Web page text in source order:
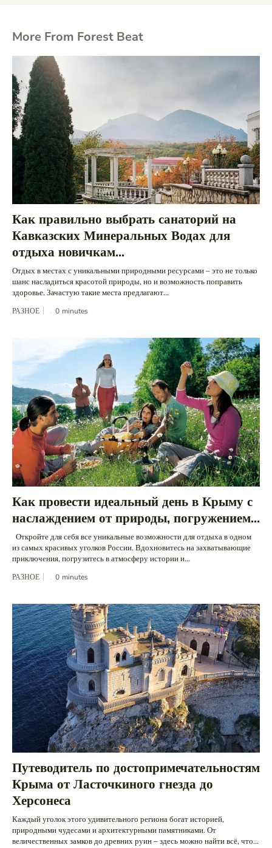
More From Forest Beat
Как правильно выбрать санаторий на
Кавказских Минеральных Водах для
отдыха новичкам...
Отдых в местах с уникальными природными ресурсами – это не только
шанс насладиться красотой природы, но и возможность поправить
здоровье. Зачастую такие места предлагают...
РАЗНОЕ 0 minutes
Как провести идеальный день в Крыму с
наслаждением от природы, погружением...
из самых красивых уголков России. Вдохновитесь на захватывающие
приключения, погрузитесь в атмосферу истории и...
РАЗНОЕ 0 minutes
Путеводитель по достопримечательностям
Крыма от Ласточкиного гнезда до
Херсонеса
Каждый уголок этого удивительного региона богат историей,
природными чудесами и архитектурными памятниками. От
величественных замков до древних руин – здесь можно найти всё, что...